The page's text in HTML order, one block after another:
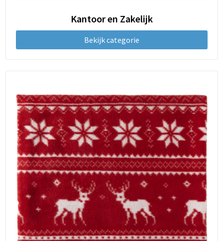
Kantoor en Zakelijk
Bekijk categorie